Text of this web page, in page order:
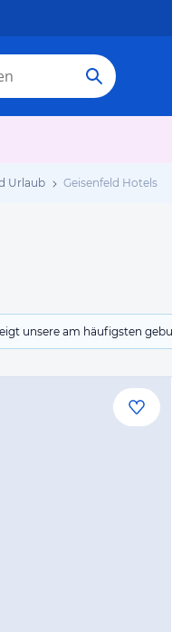
Urlaub Geisenfeld Hotels
unsere am häufigsten